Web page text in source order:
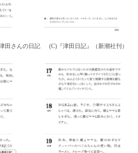
田さんの日記 (C)『津田日記』（新潮社刊）